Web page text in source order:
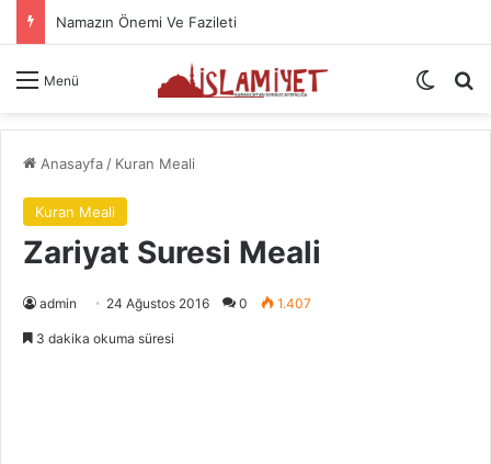
Namazın Önemi Ve Fazileti
Menü Dış
Anasayfa/ Kuran Meali
Kuran Meali
Zariyat Suresi Meali
admin 24 Ağustos 2016 0 1.407
3 dakika okuma süresi